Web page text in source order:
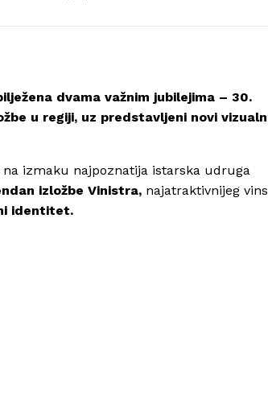
dvama važnim jubilejima – 30.
u regiji, uz predstavljeni novi
izmaku najpoznatija istarska udruga
izložbe Vinistra, najatraktivnijeg
identitet.